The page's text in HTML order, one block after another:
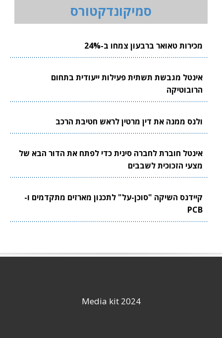
סמיקונדקטורס
מכירות טאואר ברבעון צמחו ב-24%
אינטל מגבשת תשתית פעילות ייעודית בתחום
הרובוטיקה
ולנס ממנה את דין מרטין לראש חטיבת הרכב
אינטל חוברת לחברה סינית כדי לפתח את הדור הבא של
מצעי הזכוכית לשבבים
קיידנס השיקה "סוכן-על" לתכנון מארזים מתקדמים ו-
PCB
Media kit 2024